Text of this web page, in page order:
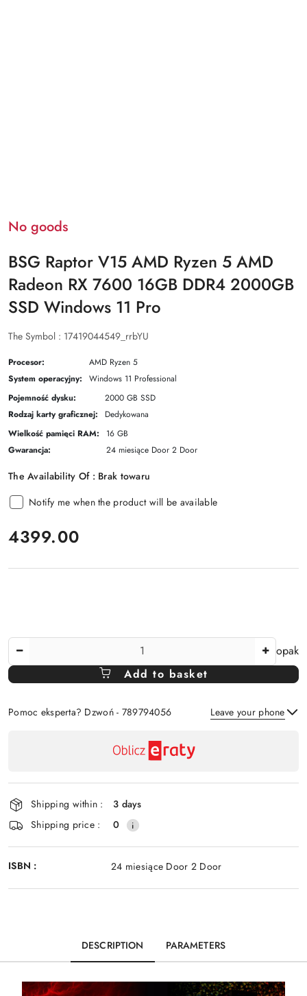
No goods
BSG Raptor V15 AMD Ryzen 5 AMD
Radeon RX 7600 16GB DDR4 2000GB
SSD Windows 11 Pro
The Symbol : 17419044549_rrbYU
Procesor:
AMD Ryzen 5
System operacyjny:
Windows 11 Professional
Pojemność dysku:
2000 GB SSD
Rodzaj karty graficznej:
Dedykowana
Wielkość pamięci RAM:
16 GB
Gwarancja:
24 miesiące Door 2 Door
The Availability Of : Brak towaru
Notify me when the product will be available
price:
4399.00
Of
opak
Add to basket
Pomoc eksperta? Dzwoń - 789794056 Leave your phone
and
delivery
Shipping within :
3 days
Shipping price :
0
ISBN : 24 miesiące Door 2 Door
DESCRIPTION PARAMETERS